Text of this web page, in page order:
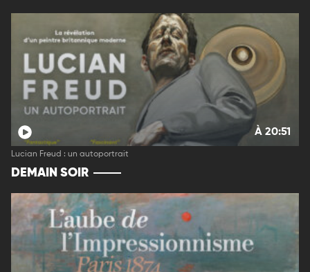
À 20:51
Lucian Freud : un autoportrait
DEMAIN SOIR